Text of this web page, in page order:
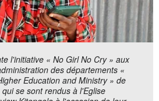
l'initiative « No Girl No Cry » aux
des départements «
Education and Ministry » de
se sont rendus à l'Eglise